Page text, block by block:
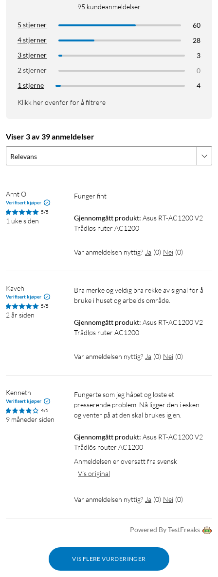
95 kundeanmeldelser
5 stjerner
60
4 stjerner
28
3 stjerner
3
2 stjerner
0
1 stjerne
4
Klikk her ovenfor for å filtrere
Viser 3 av 39 anmeldelser
Relevans
Arnt O
Verifisert kjøper
5/5
1 uke siden
Funger fint
Gjennomgått produkt: Asus RT-AC1200 V2
Trådløs ruter AC1200
Var anmeldelsen nyttig? Ja (0) Nei (0)
Kaveh
Verifisert kjøper
5/5
2 år siden
Bra merke og veldig bra rekke av signal for å
bruke i huset og arbeids område.
Gjennomgått produkt: Asus RT-AC1200 V2
Trådløs ruter AC1200
Var anmeldelsen nyttig? Ja (0) Nei (0)
Kenneth
Verifisert kjøper
4/5
9 måneder siden
Fungerte som jeg håpet og løste et
presserende problem. Nå ligger den i esken
og venter på at den skal brukes igjen.
Gjennomgått produkt: Asus RT-AC1200 V2
Trådlös router AC1200
Anmeldelsen er oversatt fra svensk
Vis original
Var anmeldelsen nyttig? Ja (0) Nei (0)
Powered By TestFreaks
VIS FLERE VURDERINGER